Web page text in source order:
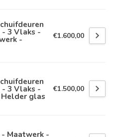
3 Vlaks -
- €1.600,00
3 Vlaks -
glas
€1.500,00
Maatwerk -